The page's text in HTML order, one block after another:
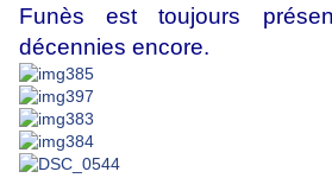
Funès est toujours
décennies encore.